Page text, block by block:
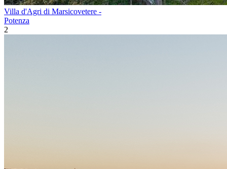
Villa d'Agri di Marsicovetere -
Potenza
2